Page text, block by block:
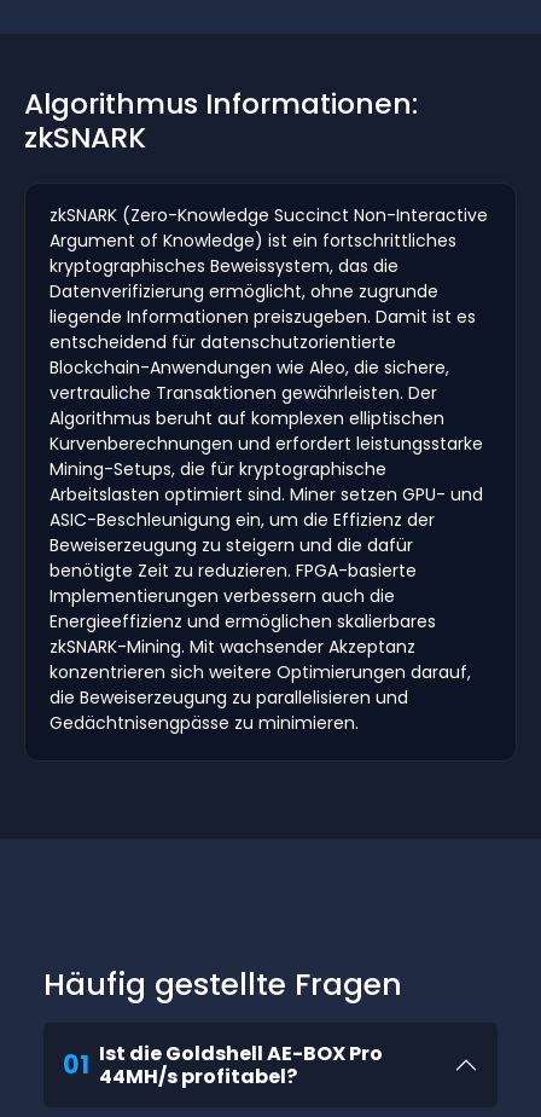
Algorithmus Informationen:
zkSNARK
zkSNARK (Zero-Knowledge Succinct Non-Interactive
Argument of Knowledge) ist ein fortschrittliches
kryptographisches Beweissystem, das die
Datenverifizierung ermöglicht, ohne zugrunde
liegende Informationen preiszugeben. Damit ist es
entscheidend für datenschutzorientierte
Blockchain-Anwendungen wie Aleo, die sichere,
vertrauliche Transaktionen gewährleisten. Der
Algorithmus beruht auf komplexen elliptischen
Kurvenberechnungen und erfordert leistungsstarke
Mining-Setups, die für kryptographische
Arbeitslasten optimiert sind. Miner setzen GPU- und
ASIC-Beschleunigung ein, um die Effizienz der
Beweiserzeugung zu steigern und die dafür
benötigte Zeit zu reduzieren. FPGA-basierte
Implementierungen verbessern auch die
Energieeffizienz und ermöglichen skalierbares
zkSNARK-Mining. Mit wachsender Akzeptanz
konzentrieren sich weitere Optimierungen darauf,
die Beweiserzeugung zu parallelisieren und
Gedächtnisengpässe zu minimieren.
Häufig gestellte Fragen
01 Ist die Goldshell AE-BOX Pro
44MH/s profitabel?